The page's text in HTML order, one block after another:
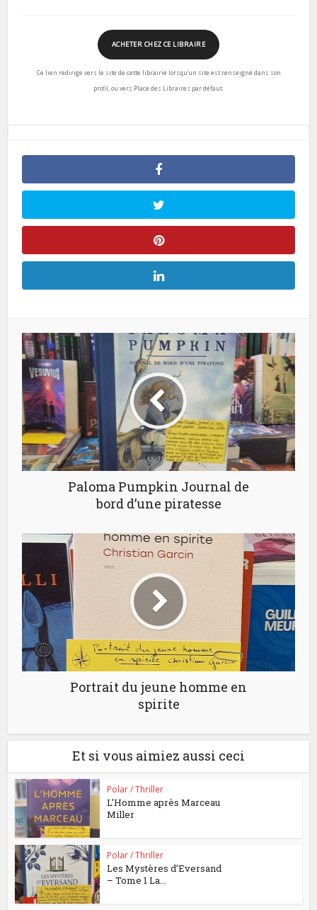
ACHETER CHEZ CE LIBRAIRE
Ce lien redirige vers le site de cette librairie lorsqu’un site est renseigné dans son
profil, ou vers Place des Libraires par défaut.
Paloma Pumpkin Journal de
bord d’une piratesse
Portrait du jeune homme en
spirite
Et si vous aimiez aussi ceci
Polar / Thriller
L’Homme après Marceau
Miller
Polar / Thriller
Les Mystères d’Eversand
– Tome 1 La...